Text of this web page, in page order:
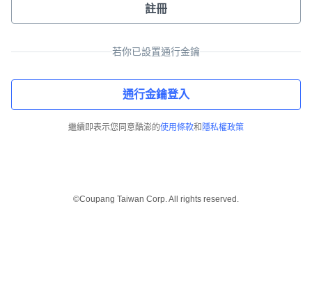
註冊
若你已設置通行金鑰
通行金鑰登入
繼續即表示您同意酷澎的使用條款和 隱私權政策
©Coupang Taiwan Corp. All rights reserved.